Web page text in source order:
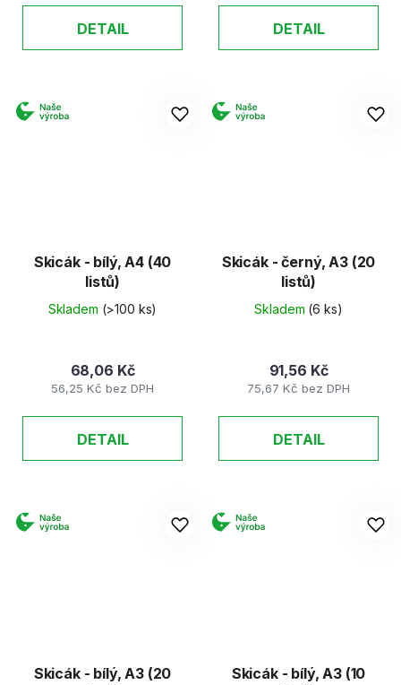
DETAIL DETAIL
Skicák - bílý, A4 (40
listů)
Skladem (>100 ks)
56,25 Kč bez DPH
68,06 Kč
DETAIL
Skicák - černý, A3 (20
listů)
Skladem (6 ks)
75,67 Kč bez DPH
91,56 Kč
DETAIL
Skicák - bílý, A3 (20
Skicák - bílý, A3 (10